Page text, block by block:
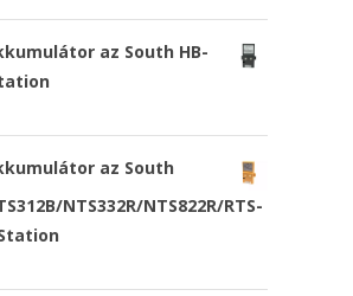
az South HB-
az South
NTS332R/NTS822R/RTS-